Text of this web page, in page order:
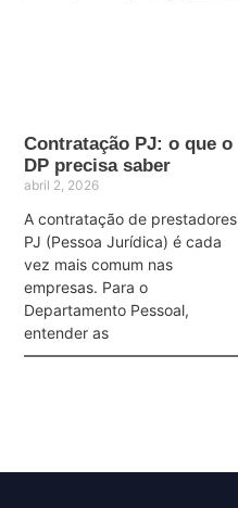
Contratação PJ: o que o
DP precisa saber
abril 2, 2026
A contratação de prestadores
PJ (Pessoa Jurídica) é cada
vez mais comum nas
empresas. Para o
Departamento Pessoal,
entender as